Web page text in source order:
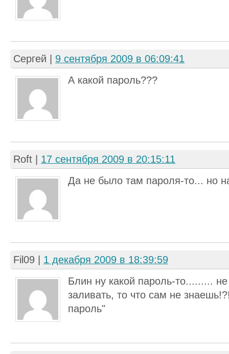
Сергей
9 сентября 2009 в 06:09:41
А какой пароль???
Roft
17 сентября 2009 в 20:15:11
Да не было там пароля-то... но
Fil09
1 декабря 2009 в 18:39:59
Блин ну какой пароль-то.........
заливать, то что сам не
пароль"